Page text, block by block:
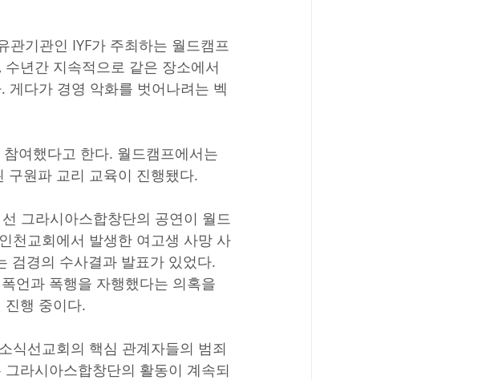
관기관인 IYF가 주최하는 월드캠프
년간 지속적으로 같은 장소에서
게다가 경영 악화를 벗어나려는 벡
여했다고 한다. 월드캠프에서는
구원파 교리 교육이 진행됐다.
그라시아스합창단의 공연이 월드
천교회에서 발생한 여고생 사망 사
검경의 수사결과 발표가 있었다.
언과 폭행을 자행했다는 의혹을
진행 중이다.
식선교회의 핵심 관계자들의 범죄
라시아스합창단의 활동이 계속되